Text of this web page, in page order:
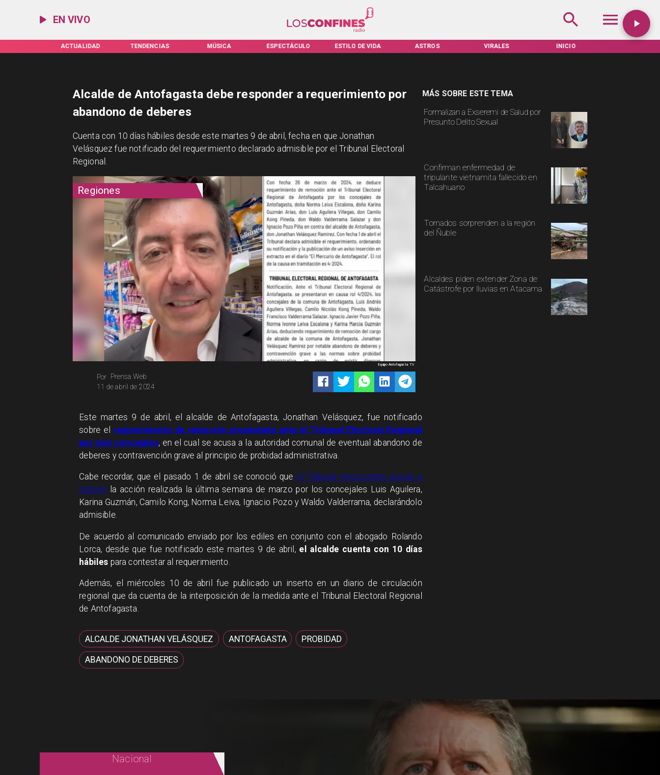
EN VIVO
ACTUALIDAD TENDENCIAS MÚSICA ESPECTÁCULO ESTILO DE VIDA ASTROS VIRALES INICIO
Regiones
Prensa Web
Por
11 de abril de 2024
Equipo Antofagasta TV
Formalizan a Exseremi de Salud por
Presunto Delito Sexual
Confirman enfermedad de
tripulante vietnamita fallecido en
Talcahuano
Tornados sorprenden a la región
del Ñuble
Alcaldes piden extender Zona de
Catástrofe por lluvias en Atacama
MÁS SOBRE ESTE TEMA
Alcalde de Antofagasta debe responder a requerimiento por
abandono de deberes
Cuenta con 10 días hábiles desde este martes 9 de abril, fecha en que Jonathan
Velásquez fue notificado del requerimiento declarado admisible por el Tribunal Electoral
Regional.
Este martes 9 de abril, el alcalde de Antofagasta, Jonathan Velásquez, fue notificado
sobre el requerimiento de remoción presentado ante el Tribunal Electoral Regional
por seis concejales, en el cual se acusa a la autoridad comunal de eventual abandono de
deberes y contravención grave al principio de probidad administrativa.
Cabe recordar, que el pasado 1 de abril se conoció que el Tribunal mencionado acogió a
trámite la acción realizada la última semana de marzo por los concejales Luis Aguilera,
Karina Guzmán, Camilo Kong, Norma Leiva, Ignacio Pozo y Waldo Valderrama, declarándolo
admisible.
De acuerdo al comunicado enviado por los ediles en conjunto con el abogado Rolando
Lorca, desde que fue notificado este martes 9 de abril, el alcalde cuenta con 10 días
hábiles para contestar al requerimiento.
Además, el miércoles 10 de abril fue publicado un inserto en un diario de circulación
regional que da cuenta de la interposición de la medida ante el Tribunal Electoral Regional
de Antofagasta.
ALCALDE JONATHAN VELÁSQUEZ ANTOFAGASTA PROBIDAD
ABANDONO DE DEBERES
Nacional